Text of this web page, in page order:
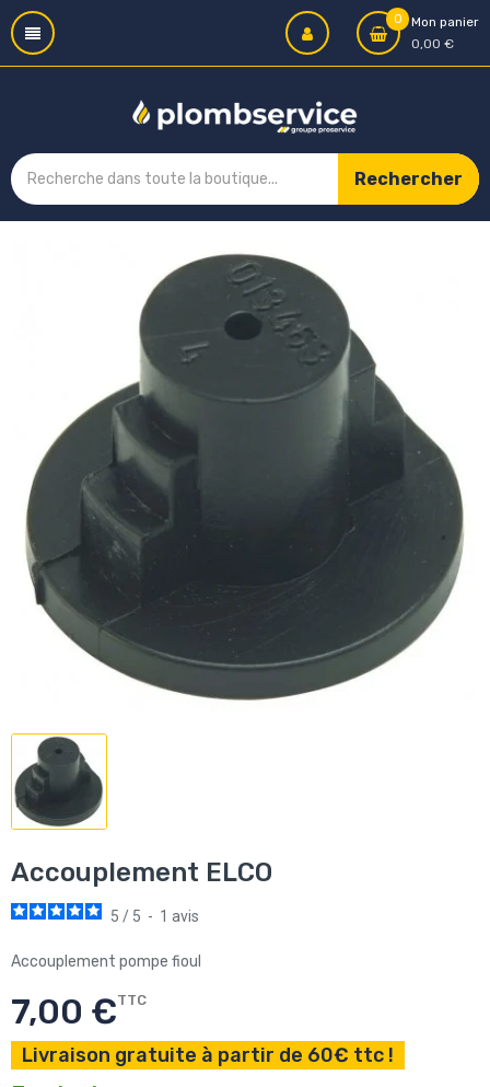
0
Mon panier
0,00 €
Rechercher
Accouplement ELCO
5 / 5 - 1 avis
Accouplement pompe fioul
7,00 €TTC
Livraison gratuite à partir de 60€ ttc !